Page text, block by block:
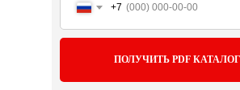
+7
ПОЛУЧИТЬ PDF КАТАЛОГ